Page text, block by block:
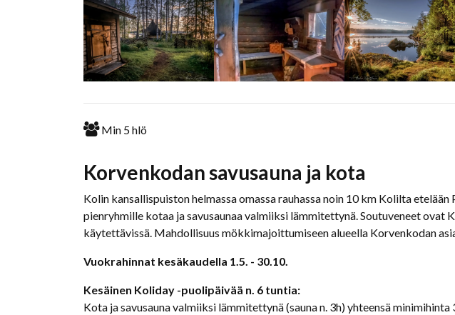
Min 5hlö
Korvenkodan savusauna ja kota
Kolin kansallispuiston helmassa omassa rauhassa noin 10 km Kolilta etelään
pienryhmille kotaa ja savusaunaa valmiiksi lämmitettynä. Soutuveneet ovat
käytettävissä. Mahdollisuus mökkimajoittumiseen alueella Korvenkodan
Vuokrahinnat kesäkaudella 1.5. - 30.10.
Kesäinen Koliday -puolipäivää n. 6 tuntia:
Kota ja savusauna valmiiksi lämmitettynä (sauna n. 3h) yhteensä